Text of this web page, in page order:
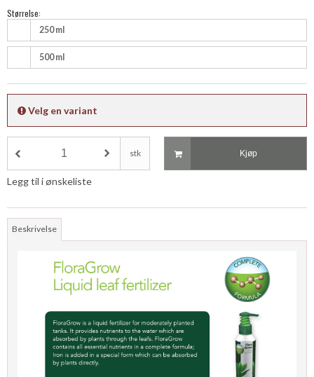
Størrelse:
250 ml
500 ml
Velg en variant
stk Kjøp
Legg til i ønskeliste
Beskrivelse